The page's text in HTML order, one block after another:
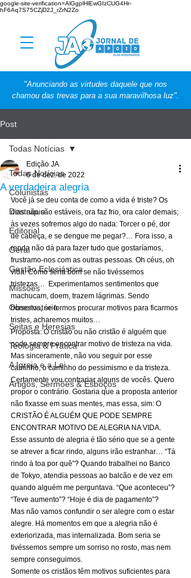
google-site-verification=AlGgplHlEwGIzCUG4Hr-
hF6Aq7S75CZjD2J_rZrN2Zo
"Anunciando as virtudes daquele que nos
chamou das trevas para a sua maravilhosa luz".
Post
Todas Notícias
Colunistas
Destaque
Editorial
Geral
Gestão Eclesiástica
Missões
Observatório
Seitas e Heresias
Teologia & Prática
A Igreja e a Lei
Artigos, Sermões & Esboços
Todas Notícias
A verdadeira alegria
Edição JA
6 de dez. de 2022
Você já se deu conta de como a vida é triste? Os
dias não são estáveis, ora faz frio, ora calor demais;
às vezes sofremos algo do nada: Torcer o pé, dor
de cabeça, e se dengue me pegar?… Fora isso, a
renda não dá para fazer tudo que gostaríamos,
frustramo-nos com as outras pessoas. Oh céus, oh
vida! Como seria bom se não tivéssemos
tristezas…  Experimentamos sentimentos que
machucam, doem, trazem lágrimas. Sendo
honestos, se formos procurar motivos para ficarmos
tristes, acharemos muitos…
Proposta: O cristão ou não cristão é alguém que
pode sempre encontrar motivo de tristeza na vida.
Mas sinceramente, não vou seguir por esse
caminho, o caminho do pessimismo e da tristeza.
Certamente vou contrariar alguns de vocês. Quero
propor o contrário. Gostaria que a proposta anterior
não fixasse em suas mentes, mas essa, sim: O
CRISTÃO É ALGUÉM QUE PODE SEMPRE
ENCONTRAR MOTIVO DE ALEGRIA NA VIDA.
Esse assunto de alegria é tão sério que se a gente
se atrever a ficar rindo, alguns irão estranhar… “Tá
rindo à toa por quê”? Quando trabalhei no Banco
de Tokyo, atendia pessoas ao balcão e de vez em
quando alguém me perguntava. “Que aconteceu”?
“Teve aumento”? “Hoje é dia de pagamento”?
Mas não vamos confundir o ser alegre com o estar
alegre. Há momentos em que a alegria não é
exteriorizada, mas internalizada. Bom seria se
tivéssemos sempre um sorriso no rosto, mas nem
sempre conseguimos.
Somente os cristãos têm motivos suficientes para